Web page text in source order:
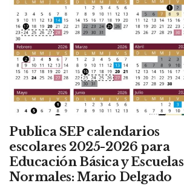
Publica SEP calendarios
escolares 2025-2026 para
Educación Básica y Escuelas
Normales: Mario Delgado